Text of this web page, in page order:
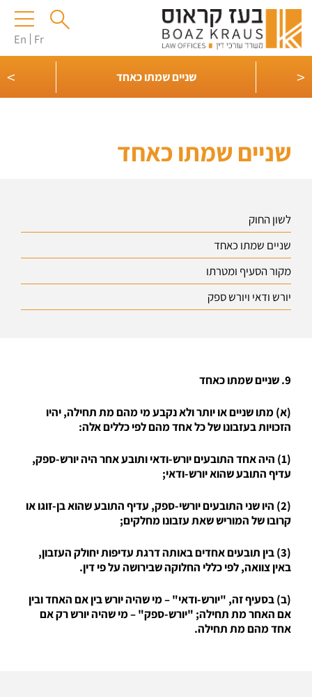
En Fr
<
> שניים שמתו כאחד
שניים שמתו כאחד
לשון החוק
שניים שמתו כאחד
מקור הסעיף ומטרתו
יורש ודאי ויורש ספק
9. שניים שמתו כאחד
(א) מתו שניים או יותר ולא נקבע מי מהם מת תחילה, יהיו
הזכויות בעזבונו של כל אחד מהם לפי כללים אלה:
(1) היה אחד התובעים יורש-ודאי ותובע אחר היה יורש-ספק,
עדיף התובע שהוא יורש-ודאי;
(2) היו שני התובעים יורשי-ספק, עדיף התובע שהוא בן-זוגו או
קרובו של המוריש שאת עזבונו מחלקים;
(3) בין תובעים אחדים באותה דרגת עדיפות יחולק העזבון,
באין צוואה, לפי כללי החלוקה שבירושה על פי דין.
(ב) בסעיף זה, "יורש-ודאי" – מי שהיה יורש בין אם האחד ובין
אם האחר מת תחילה; "יורש-ספק" – מי שהיה יורש רק אם
אחד מהם מת תחילה.